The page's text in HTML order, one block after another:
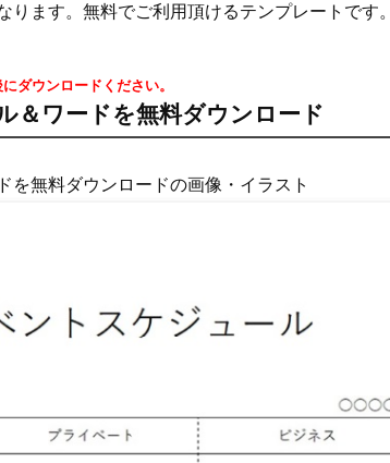
ります。無料でご利用頂けるテンプレートです。
ダウンロードください。
＆ワードを無料ダウンロード
を無料ダウンロードの画像・イラスト